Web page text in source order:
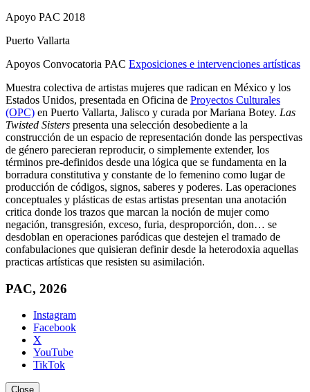
Apoyo PAC 2018
Puerto Vallarta
Apoyos Convocatoria PAC Exposiciones e intervenciones artísticas
Muestra colectiva de artistas mujeres que radican en México y los
Estados Unidos, presentada en Oficina de Proyectos Culturales
(OPC) en Puerto Vallarta, Jalisco y curada por Mariana Botey. Las
Twisted Sisters presenta una selección desobediente a la
construcción de un espacio de representación donde las perspectivas
de género parecieran reproducir, o simplemente extender, los
términos pre-definidos desde una lógica que se fundamenta en la
borradura constitutiva y constante de lo femenino como lugar de
producción de códigos, signos, saberes y poderes. Las operaciones
conceptuales y plásticas de estas artistas presentan una anotación
critica donde los trazos que marcan la noción de mujer como
negación, transgresión, exceso, furia, desproporción, don… se
desdoblan en operaciones paródicas que destejen el tramado de
confabulaciones que quisieran definir desde la heterodoxia aquellas
practicas artísticas que resisten su asimilación.
PAC, 2026
Instagram
Facebook
X
YouTube
TikTok
Close